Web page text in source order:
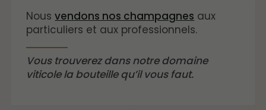
Nousvendons nos champagnes aux
particuliers et aux professionnels.
Vous trouverez dans notre domaine
viticole la bouteille qu’il vous faut.